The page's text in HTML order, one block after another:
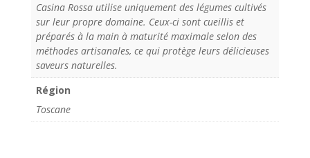
Casina Rossa utilise uniquement des légumes cultivés
sur leur propre domaine. Ceux-ci sont cueillis et
préparés à la main à maturité maximale selon des
méthodes artisanales, ce qui protège leurs délicieuses
saveurs naturelles.
Région
Toscane